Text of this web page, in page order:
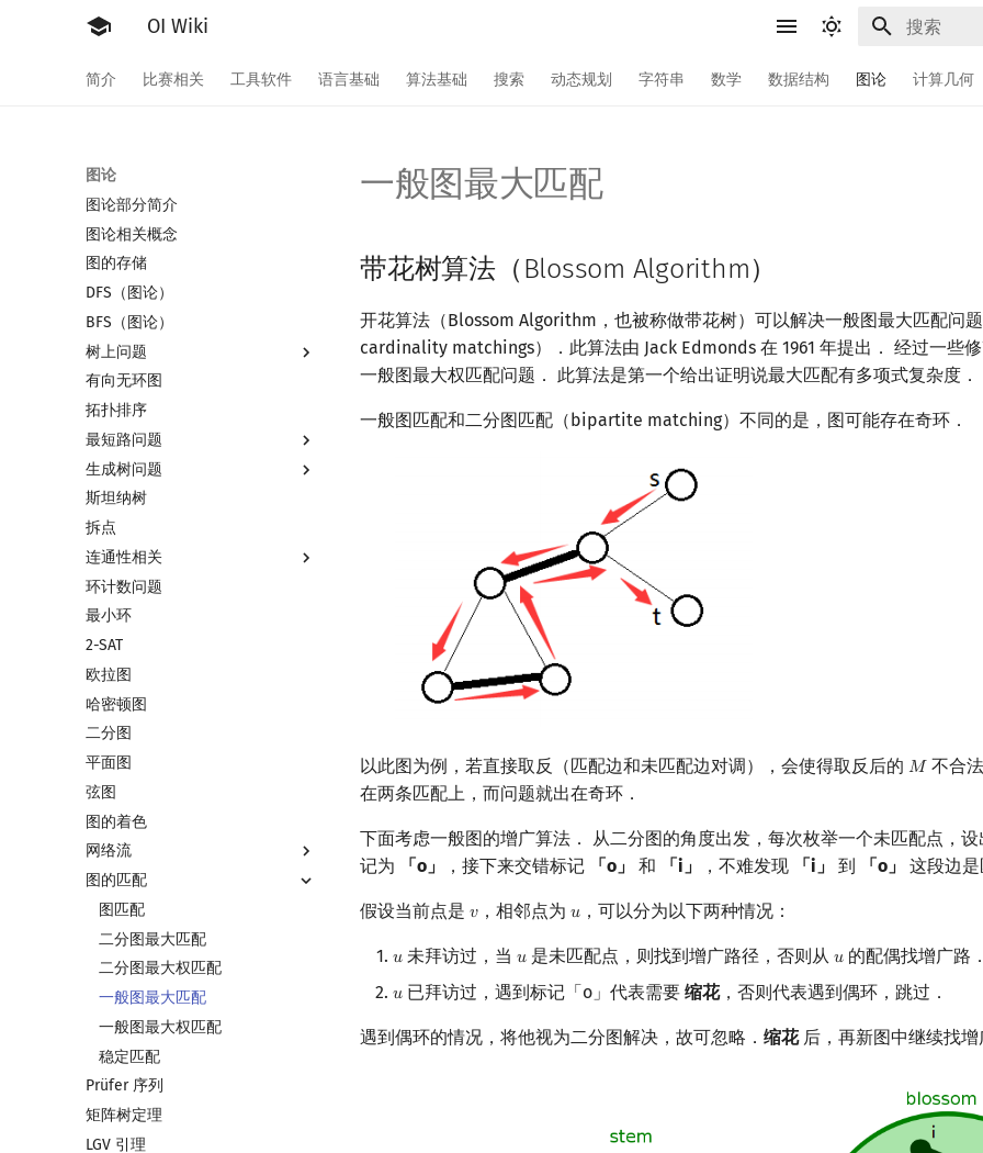
OI Wiki
简介 比赛相关 工具软件 语言基础 算法基础 搜索 动态规划 字符串 数学 数据结构 图论 计算几何
图论
图论部分简介
图论相关概念
图的存储
DFS（图论）
BFS（图论）
树上问题
树基础
树的直径
树的中心
树的重心
最近公共祖先
树链剖分
树上启发式合并
虚树
树分治
动态树分治
AHU 算法
树哈希
树上随机游走
有向无环图
拓扑排序
最短路问题
最短路
差分约束
k 短路
同余最短路
生成树问题
最小生成树
最小树形图
最小直径生成树
斯坦纳树
拆点
连通性相关
强连通分量
双连通分量
割点和桥
圆方树
点/边连通度
环计数问题
最小环
2-SAT
欧拉图
哈密顿图
二分图
平面图
弦图
图的着色
网络流
网络流简介
最大流
最小割
费用流
上下界网络流
Stoer–Wagner 算法
图的匹配
图匹配
二分图最大匹配
二分图最大权匹配
一般图最大匹配
一般图最大权匹配
稳定匹配
Prüfer 序列
矩阵树定理
LGV 引理
一般图最大匹配
带花树算法（Blossom Algorithm）
开花算法（Blossom Algorithm，也被称做带花树）可以解决一般图最大匹配问
cardinality matchings）．此算法由 Jack Edmonds 在 1961 年提出． 经过一些
一般图最大权匹配问题． 此算法是第一个给出证明说最大匹配有多项式复杂度．
一般图匹配和二分图匹配（bipartite matching）不同的是，图可能存在奇环．
以此图为例，若直接取反（匹配边和未匹配边对调），会使得取反后的 𝑀
M 不合
在两条匹配上，而问题就出在奇环．
下面考虑一般图的增广算法． 从二分图的角度出发，每次枚举一个未匹配点，
记为
「o」 ，接下来交错标记 「o」 和 「i」 ，不难发现 「i」 到 「o」 这段边
假设当前点是 𝑣
v，相邻点为 𝑢
u，可以分为以下两种情况：
𝑢
u 未拜访过，当𝑢
u 是未匹配点，则找到增广路径，否则从𝑢
u 的配偶找增广路
𝑢
u 已拜访过，遇到标记「o」代表需要缩花，否则代表遇到偶环，跳过．
遇到偶环的情况，将他视为二分图解决，故可忽略． 缩花后，再新图中继续找增